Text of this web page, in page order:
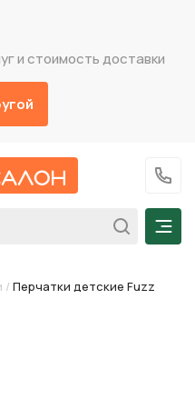
и стоимость доставки
главную
+7
/ Перчатки детские Fuzz